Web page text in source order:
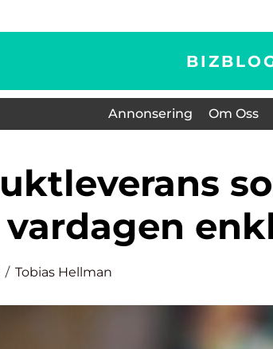
Annonsering Om Oss
vardagen
Tobias Hellman